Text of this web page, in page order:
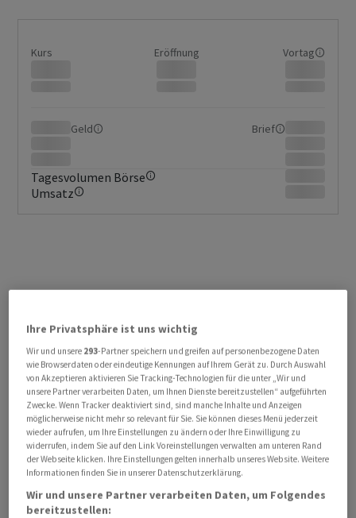
Kurs Eröffnung Vortag
Geld Brief
Tagesvolumen Börse
Umsatz
KURSENTWICKLUNG
Sie erhalten verzögerte Kurse.
Jetzt Realtime Daten erhalten
Ihre Privatsphäre ist uns wichtig
Wir und unsere 293-Partner speichern und greifen auf personenbezogene Daten
wie Browserdaten oder eindeutige Kennungen auf Ihrem Gerät zu. Durch Auswahl
von Akzeptieren aktivieren Sie Tracking-Technologien für die unter „Wir und
unsere Partner verarbeiten Daten, um Ihnen Dienste bereitzustellen“ aufgeführten
Zwecke. Wenn Tracker deaktiviert sind, sind manche Inhalte und Anzeigen
möglicherweise nicht mehr so relevant für Sie. Sie können dieses Menü jederzeit
wieder aufrufen, um Ihre Einstellungen zu ändern oder Ihre Einwilligung zu
widerrufen, indem Sie auf den Link Voreinstellungen verwalten am unteren Rand
der Webseite klicken. Ihre Einstellungen gelten innerhalb unseres Website. Weitere
Informationen finden Sie in unserer Datenschutzerklärung.
Wir und unsere Partner verarbeiten Daten, um Folgendes
bereitzustellen: